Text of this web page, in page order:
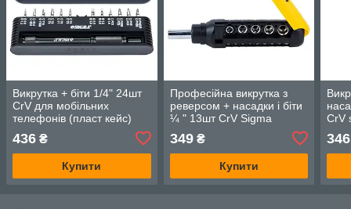
Викрутка + біти 1/4" 24шт
CrV для мобільних
телефонів (пласт кейс)
436 ₴
Купити
Професійна викрутка з
реверсом + насадки і біти
¼ " 13шт CrV Sigma
349₴
Купити
CrV
346